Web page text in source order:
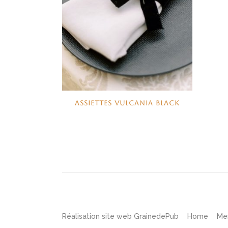
ASSIETTES VULCANIA BLACK
Réalisation site web GrainedePub Home